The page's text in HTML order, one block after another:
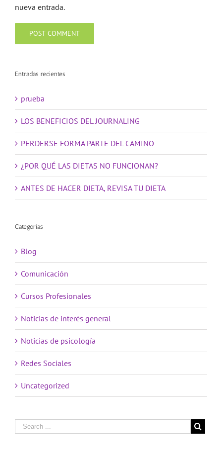
nueva entrada.
Entradas recientes
prueba
LOS BENEFICIOS DEL JOURNALING
PERDERSE FORMA PARTE DEL CAMINO
¿POR QUÉ LAS DIETAS NO FUNCIONAN?
ANTES DE HACER DIETA, REVISA TU DIETA
Categorías
Blog
Comunicación
Cursos Profesionales
Noticias de interés general
Noticias de psicología
Redes Sociales
Uncategorized